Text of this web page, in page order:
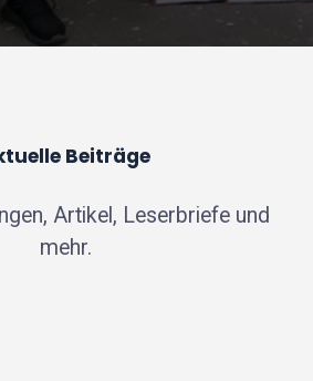
Beiträge
Artikel, Leserbriefe und
mehr.